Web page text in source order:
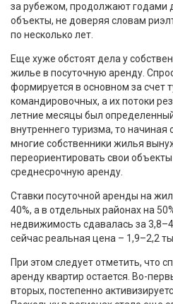
за рубежом, продолжают годами
объекты, не доверяя словам
по несколько лет.
Еще хуже обстоят дела у
жилье в посуточную аренду.
формируется в основном за счет
командировочных, а их потоки
летние месяцы был
внутреннего туризма, то начиная
многие собственники жилья
переориентировать свои
среднесрочную аренду.
Ставки посуточной аренды на
40%, а в отдельных районах на
недвижимость сдавалась за
сейчас реальная цена – 1,9–2,2
При этом следует отметить, что
аренду квартир остается. Во-
вторых, постепенно